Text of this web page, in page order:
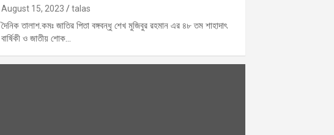
August 15, 2023 talas
দৈনিক তালাশ.কমঃ জাতির পিতা বঙ্গবন্ধু শেখ মুজিবুর রহমান এর ৪৮ তম শাহাদাৎ
বার্ষিকী ও জাতীয় শোক…